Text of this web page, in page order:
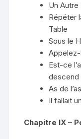
Un Autre
Répéter
Table
Sous le
Est-ce
descend
As de
Il fallait
Chapitre IX –